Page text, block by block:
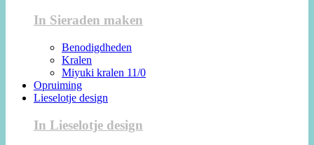
In Sieraden maken
Benodigdheden
Kralen
Miyuki kralen 11/0
Opruiming
Lieselotje design
In Lieselotje design